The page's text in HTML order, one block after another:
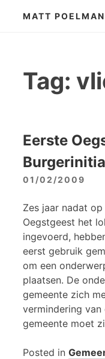
MATT
Tag:
Eerste
01/02/2009
Zes jaar nadat
Oegstgeest het
ingevoerd,
eerst gebruik
om een
plaatsen. De
gemeente zich
vermindering
gemeente moet
Posted in